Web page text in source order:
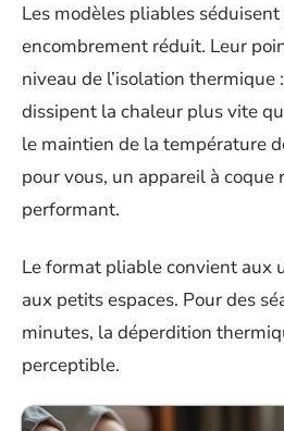
Les modèles pliables
encombrement réduit. Leur
niveau de l’isolation thermique
dissipent la chaleur plus vite
le maintien de la température
pour vous, un appareil à coque
performant.
Le format pliable convient aux
aux petits espaces. Pour des
minutes, la déperdition
perceptible.